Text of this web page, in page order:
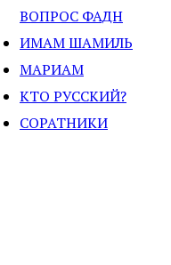
ВОПРОС ФАДН
ИМАМ ШАМИЛЬ
МАРИАМ
КТО РУССКИЙ?
СОРАТНИКИ